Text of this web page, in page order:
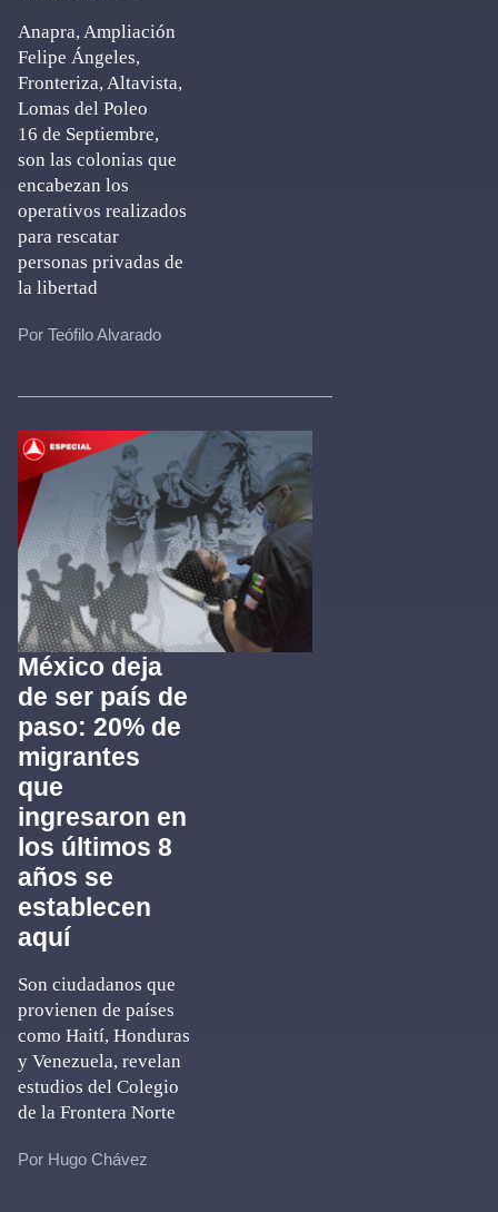
Anapra, Ampliación
Felipe Ángeles,
Fronteriza, Altavista,
Lomas del Poleo
16 de Septiembre,
son las colonias que
encabezan los
operativos realizados
para rescatar
personas privadas de
la libertad
Por Teófilo Alvarado
México deja
de ser país de
paso: 20% de
migrantes
que
ingresaron en
los últimos 8
años se
establecen
aquí
Son ciudadanos que
provienen de países
como Haití, Honduras
y Venezuela, revelan
estudios del Colegio
de la Frontera Norte
Por Hugo Chávez